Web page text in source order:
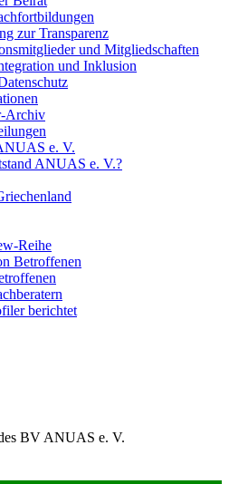
zur Transparenz
und Mitgliedschaften
und Inklusion
Archiv
e. V.
ANUAS e. V.?
Reihe
Betroffenen
berichtet